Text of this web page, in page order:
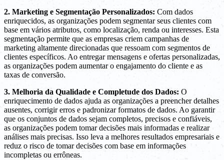
2. Marketing e Segmentação Personalizados: Com dados
enriquecidos, as organizações podem segmentar seus clientes com
base em vários atributos, como localização, renda ou interesses. Esta
segmentação permite que as empresas criem campanhas de
marketing altamente direcionadas que ressoam com segmentos de
clientes específicos. Ao entregar mensagens e ofertas personalizadas,
as organizações podem aumentar o engajamento do cliente e as
taxas de conversão.
3. Melhoria da Qualidade e Completude dos Dados: O
enriquecimento de dados ajuda as organizações a preencher detalhes
ausentes, corrigir erros e padronizar formatos de dados. Ao garantir
que os conjuntos de dados sejam completos, precisos e confiáveis,
as organizações podem tomar decisões mais informadas e realizar
análises mais precisas. Isso leva a melhores resultados empresariais e
reduz o risco de tomar decisões com base em informações
incompletas ou errôneas.